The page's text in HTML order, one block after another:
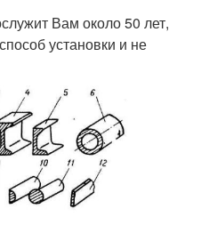
Вам около 50 лет,
установки и не